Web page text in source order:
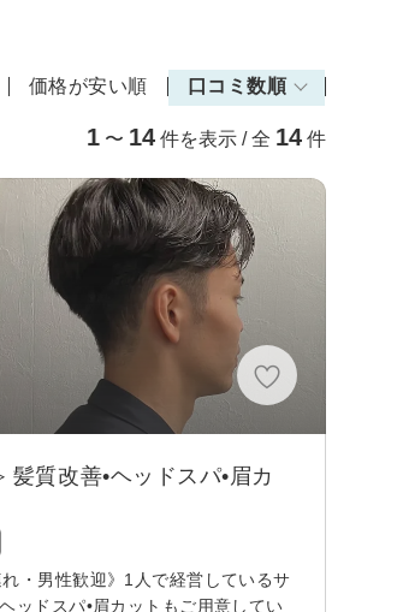
価格が安い順 口コミ数順
1 〜 14 件を表示 / 全 14 件
質改善•ヘッドスパ•眉カ
・男性歓迎》1人で経営しているサ
ッドスパ•眉カットもご用意してい